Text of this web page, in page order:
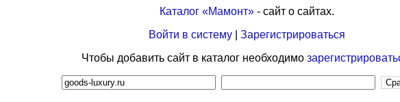
Каталог «Мамонт»- сайт о сайтах.
Войти в систему| Зарегистрироваться
Чтобы добавить сайт в каталог необходимо